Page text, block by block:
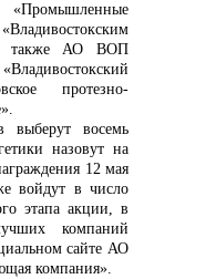
«Владивостокским
также АО ВОП
протезно-
выберут восемь
назовут на
12 мая
войдут в число
этапа акции, в
компаний
сайте АО
компания».